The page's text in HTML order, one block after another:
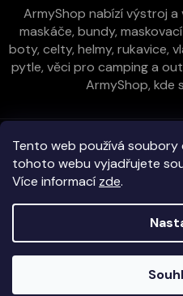
Tento web používá soubory
tohoto webu vyjadřujete
Více informací zde.
Veškeré zboží skladem
ArmyShop nabízí výstroj a
maskáče, bundy,
boty, celty, helmy, rukavice,
pytle, věci pro camping a
ArmyShop, kde
Zákaznická péče
Vše o nákupu
E-